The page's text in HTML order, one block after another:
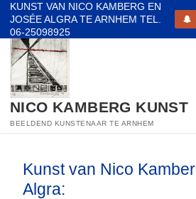
Ga
naar
de
inhoud
KUNST VAN NICO KAMBERG EN
JOSÉE ALGRA TE ARNHEM TEL.
06-25098925
NICO KAMBERG KUNST
BEELDEND KUNSTENAAR TE ARNHEM
Kunst van Nico
Algra: